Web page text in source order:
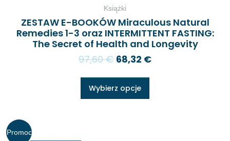
Książki
ZESTAW E-BOOKÓW Miraculous Natural
Remedies 1-3 oraz INTERMITTENT FASTING:
The Secret of Health and Longevity
97,60€ 68,32 €
Wybierz opcje
Promoc